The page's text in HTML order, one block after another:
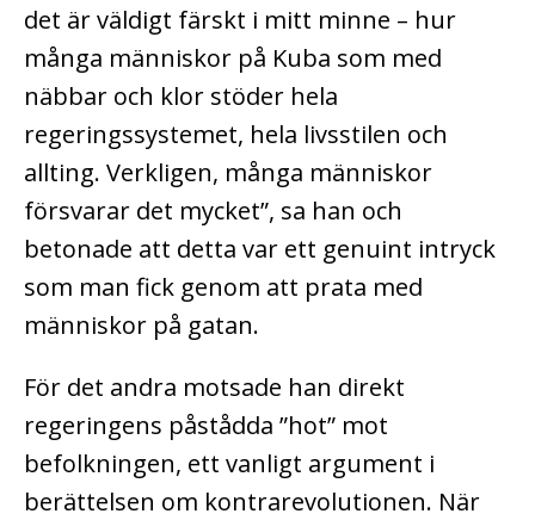
det är väldigt färskt i mitt minne – hur
många människor på Kuba som med
näbbar och klor stöder hela
regeringssystemet, hela livsstilen och
allting. Verkligen, många människor
försvarar det mycket”, sa han och
betonade att detta var ett genuint intryck
som man fick genom att prata med
människor på gatan.
För det andra motsade han direkt
regeringens påstådda ”hot” mot
befolkningen, ett vanligt argument i
berättelsen om kontrarevolutionen. När